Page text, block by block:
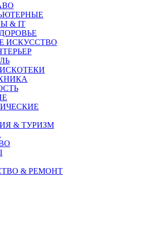
& IT
ИСКУССТВО
& ТУРИЗМ
& РЕМОНТ